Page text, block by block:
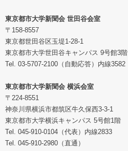
東京都市大学新聞会 世田谷会室
〒158-8557
東京都世田谷区玉堤1-28-1
東京都市大学世田谷キャンパス 9号館3階
Tel. 03-5707-2100（自動応答）内線3582
東京都市大学新聞会 横浜会室
〒224-8551
神奈川県横浜市都筑区牛久保西3-3-1
東京都市大学横浜キャンパス 5号館1階
Tel. 045-910-0104（代表）内線2833
Tel. 045-910-2980（直通）